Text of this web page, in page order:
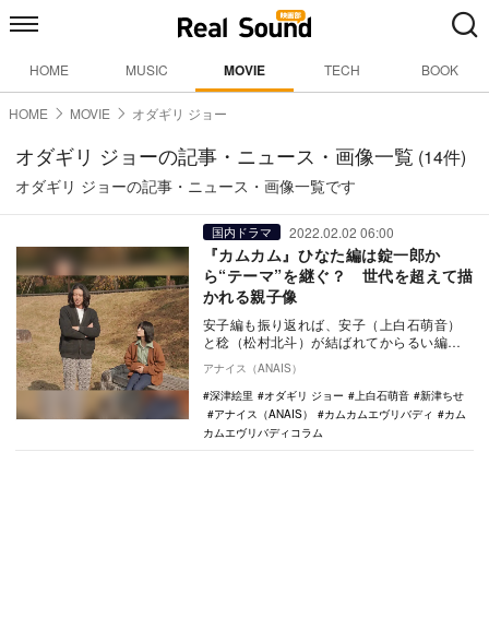
HOME MUSIC MOVIE TECH BOOK
HOME MOVIE オダギリ ジョー
オダギリ ジョーの記事・ニュース・画像一覧 (14件)
オダギリ ジョーの記事・ニュース・画像一覧です
国内ドラマ 2022.02.02 06:00
『カムカム』ひなた編は錠一郎か
ら“テーマ”を継ぐ？ 世代を超えて描
かれる親子像
安子編も振り返れば、安子（上白石萌音）
と稔（松村北斗）が結ばれてからるい編に
カムエヴリディ…
アナイス（ANAIS）
深津絵里
オダギリ ジョー 上白石萌音
新津ちせ
アナイス（ANAIS）
カムカムエヴリバディ
カム
カムエヴリバディコラム